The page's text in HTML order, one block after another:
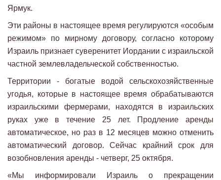
Ярмук.
Эти районы в настоящее время регулируются «особым
режимом» по мирному договору, согласно которому
Израиль признает суверенитет Иордании с израильской
частной землевладельческой собственностью.
Территории - богатые водой сельскохозяйственные
угодья, которые в настоящее время обрабатываются
израильскими фермерами, находятся в израильских
руках уже в течение 25 лет. Продление аренды
автоматическое, но раз в 12 месяцев можно отменить
автоматический договор. Сейчас крайний срок для
возобновления аренды - четверг, 25 октября.
«Мы информировали Израиль о прекращении